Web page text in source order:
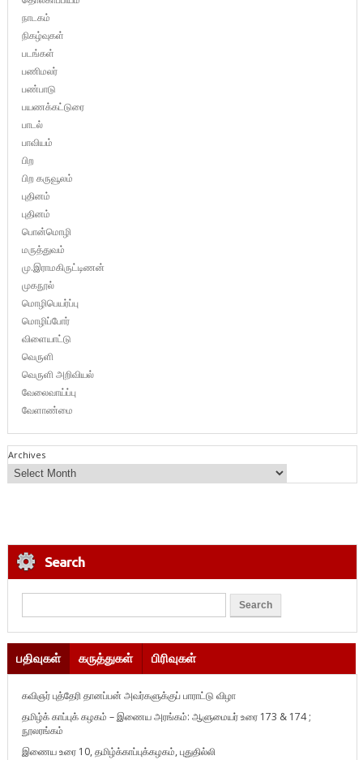
நாடகம்
நிகழ்வுகள்
படங்கள்
பணிமலர்
பண்பாடு
பயணக்கட்டுரை
பாடல்
பாவியம்
பிற
பிற கருவூலம்
புதினம்
புதினம்
பொன்மொழி
மருத்துவம்
மு.இராமகிருட்டிணன்
முகநூல்
மொழிபெயர்ப்பு
மொழிப்போர்
விளையாட்டு
வெருளி
வெருளி அறிவியல்
வேலைவாய்ப்பு
வேளாண்மை
Archives
Search
பதிவுகள் கருத்துகள் பிரிவுகள்
கவிஞர் புத்தேரி தானப்பன் அவர்களுக்குப் பாராட்டு விழா
தமிழ்க் காப்புக் கழகம் – இணைய அரங்கம்: ஆளுமையர் உரை 173 & 174 ;
நூலரங்கம்
இணைய உரை 10, தமிழ்க்காப்புக்கழகம், புதுதில்லி